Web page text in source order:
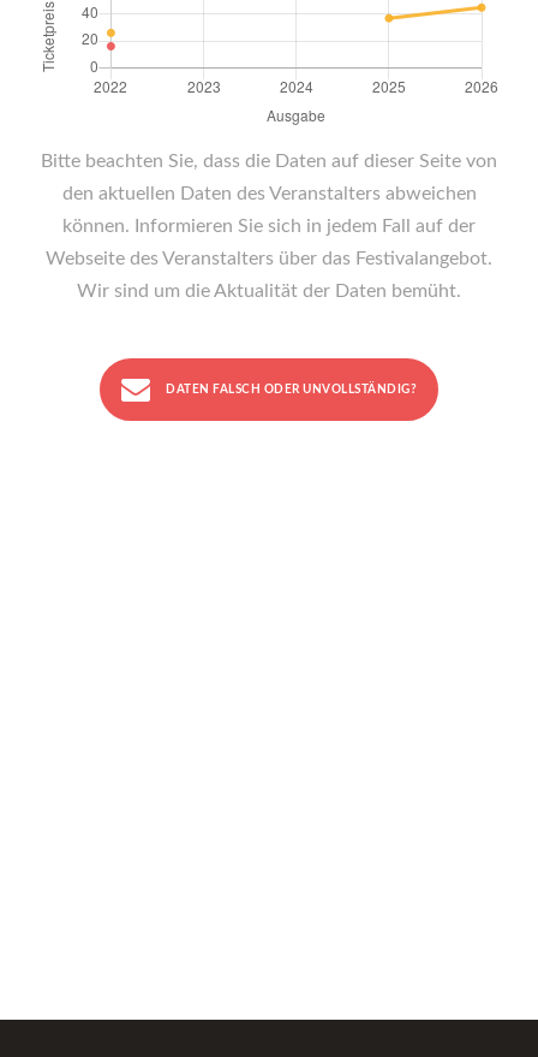
Bitte beachten Sie, dass die Daten auf dieser Seite von
den aktuellen Daten des Veranstalters abweichen
können. Informieren Sie sich in jedem Fall auf der
Webseite des Veranstalters über das Festivalangebot.
Wir sind um die Aktualität der Daten bemüht.
DATEN FALSCH ODER UNVOLLSTÄNDIG?